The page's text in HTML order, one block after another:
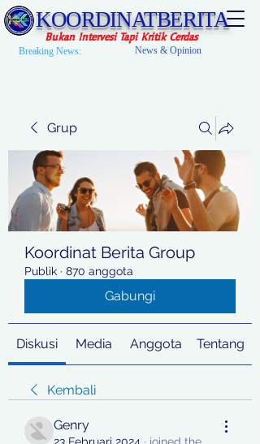
KOORDINATBERITA
Bukan Intervesi Tapi Kritik Cerdas
Breaking News: News & Opinion
Grup
Koordinat Berita Group
Publik · 870 anggota
Gabungi
Diskusi Media Anggota Tentang
Kembali
Genry